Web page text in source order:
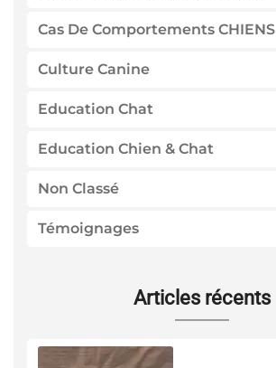
Cas De Comportements CHIENS
Culture Canine
Education Chat
Education Chien & Chat
Non Classé
Témoignages
Articles récents